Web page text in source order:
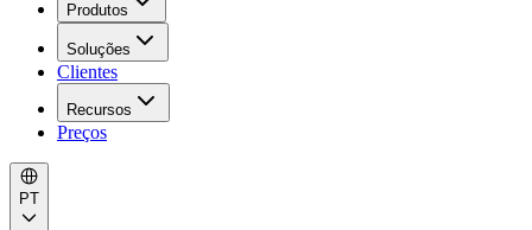
Produtos
Soluções
Clientes
Recursos
Preços
PT